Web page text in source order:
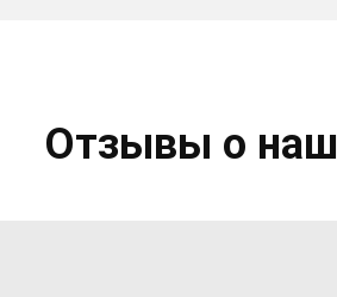
Отзывы о